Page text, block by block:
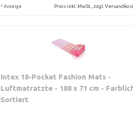
* Anzeige Preis inkl. MwSt., zzgl.
Intex 18-Pocket Fashion Mats -
Luftmatratzte - 188 x 71 cm -
Sortiert